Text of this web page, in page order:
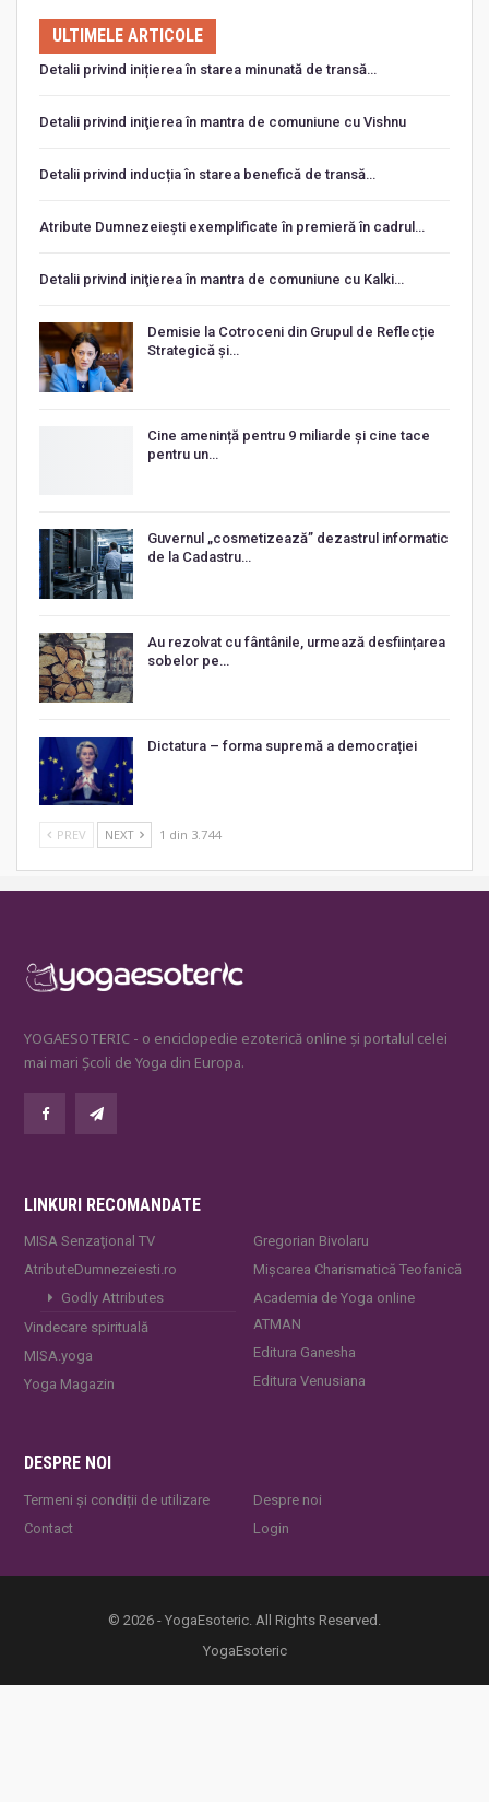
ULTIMELE ARTICOLE
Detalii privind inițierea în starea minunată de transă…
Detalii privind iniţierea în mantra de comuniune cu Vishnu
Detalii privind inducția în starea benefică de transă…
Atribute Dumnezeiești exemplificate în premieră în cadrul…
Detalii privind iniţierea în mantra de comuniune cu Kalki…
Demisie la Cotroceni din Grupul de Reflecție
Strategică și…
Cine amenință pentru 9 miliarde și cine tace
pentru un…
Guvernul „cosmetizează” dezastrul informatic
de la Cadastru…
Au rezolvat cu fântânile, urmează desființarea
sobelor pe…
Dictatura – forma supremă a democrației
PREV NEXT 1 din 3.744
YOGAESOTERIC - o enciclopedie ezoterică online și portalul celei
mai mari Școli de Yoga din Europa.
LINKURI RECOMANDATE
MISA Senzaţional TV
AtributeDumnezeiesti.ro
Godly Attributes
Vindecare spirituală
MISA.yoga
Yoga Magazin
Gregorian Bivolaru
Mișcarea Charismatică Teofanică
Academia de Yoga online
ATMAN
Editura Ganesha
Editura Venusiana
DESPRE NOI
Termeni și condiții de utilizare
Contact
Despre noi
Login
© 2026 - YogaEsoteric. All Rights Reserved.
YogaEsoteric